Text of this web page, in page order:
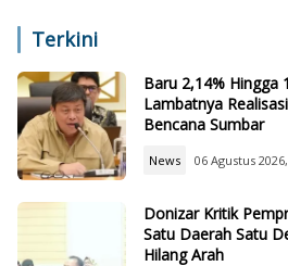
Research Center
Terkini
Baru 2,14% Hingga
Lambatnya
Bencana Sumbar
News 06 Agustus
Donizar Kritik
Satu Daerah Satu
Hilang Arah